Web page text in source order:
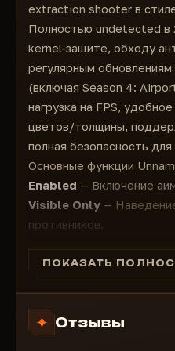
Inventory Price
Equipment List
Snapline (Bottom,
Box (2D)
Max Distance
++VISUAL AI
Skeleton
View Direction
Head Circle
Weapon Name
Health Bar
Name
Distance
Equipment List
Custom Thickness
extraction shooter в
Полностью undetected в
kernel-защите, обходу
регулярным
(включая Season 4:
нагрузка на FPS,
цветов/толщины,
полная безопасность
Основные функции
Enabled — Включение
Visible Only —
противников.
Draw FOV— Отображение
настройка поля захвата,
ПОКАЗАТЬ
Отзывы